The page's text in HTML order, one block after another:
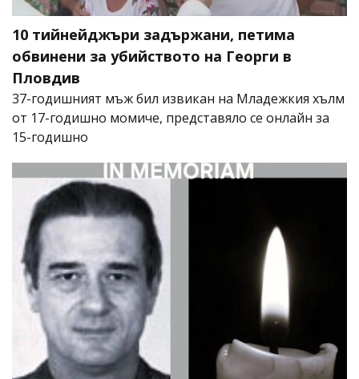
10 тийнейджъри задържани, петима
обвинени за убийството на Георги в
Пловдив
37-годишният мъж бил извикан на Младежкия хълм
от 17-годишно момиче, представяло се онлайн за
15-годишно